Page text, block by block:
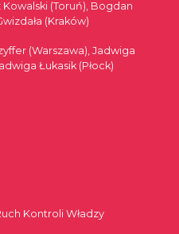
(Toruń), Bogdan
(Kraków)
(Warszawa), Jadwiga
Łukasik (Płock)
Kontroli Władzy